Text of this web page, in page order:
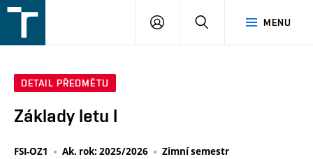
v
MENU
PŘIHLÁŠENÍ
DETAIL PŘEDMĚTU
Základy letu I
FSI-OZ1 Ak. rok: 2025/2026 Zimní semestr